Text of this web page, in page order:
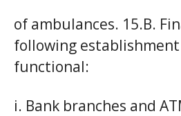
of ambulances. 15.B.
following
functional:
i. Bank branches and